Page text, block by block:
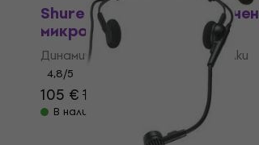
Shure WH20-XLR Динамичен
микрофон за слушалки
Динамичен микрофон за слушалки
4,8/5
105 €120 €
В наличност